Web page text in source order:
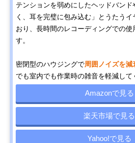
テンションを弱めにしたヘッドバン
く、耳を完璧に包み込む」とうたう
おり、長時間のレコーディングでの使
す。
密閉型のハウジングで周囲ノイズを減
でも室内でも作業時の雑音を軽減して
Amazonで見る
楽天市場で見る
Yahoo!で見る